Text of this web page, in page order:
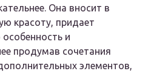
Она вносит в
красоту, придает
и
продумав сочетания
элементов,